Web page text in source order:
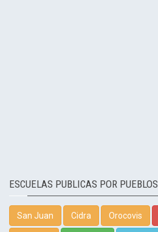
ESCUELAS PUBLICAS POR PUEBLOS
San Juan Cidra Orocovis